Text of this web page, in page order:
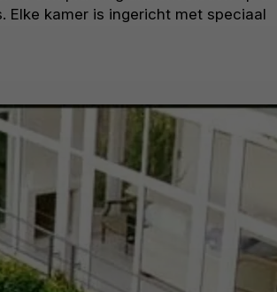
Elke kamer is ingericht met speciaal